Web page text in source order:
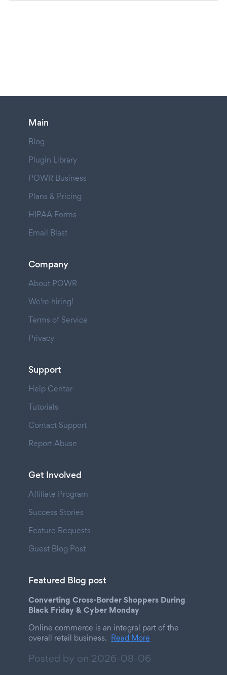
Main
Blog
Plugin Library
POWR Business
Plans & Pricing
HIPAA Forms
Email Blast
Company
About POWR
We're hiring!
Terms of Service
Privacy
Support
Help Center
Tutorials
Contact Support
Report Abuse
Get Involved
Affiliate Program
Success Stories
Feature Requests
Guest Blog Post
Featured Blog post
Converting Cross-Border Shoppers During
Black Friday & Cyber Monday
Online commerce is an integral part of the
overall retail business. Read More
Posted by on 2026-08-06